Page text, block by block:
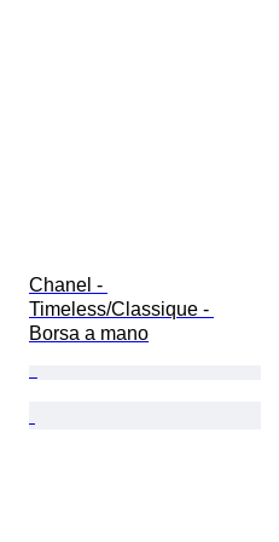
Chanel -
Timeless/Classique -
Borsa a mano